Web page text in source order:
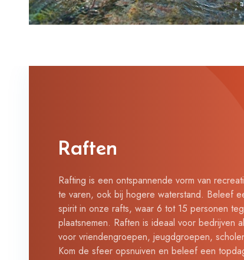
Raften
Rafting is een ontspannende vorm van
te varen, ook bij hogere waterstand. Beleef
spirit in onze rafts, waar 6 tot 15 personen
plaatsnemen. Raften is ideaal voor bedrijven
voor vriendengroepen, jeugdgroepen,
Kom de sfeer opsnuiven en beleef een